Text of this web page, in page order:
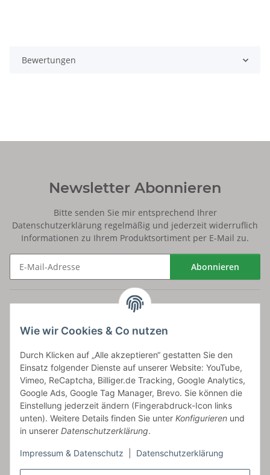
Wie wir Cookies & Co nutzen
Durch Klicken auf „Alle akzeptieren“ gestatten Sie den
Einsatz folgender Dienste auf unserer Website: YouTube,
Vimeo, ReCaptcha, Billiger.de Tracking, Google Analytics,
Google Ads, Google Tag Manager, Brevo. Sie können die
Einstellung jederzeit ändern (Fingerabdruck-Icon links
unten). Weitere Details finden Sie unter Konfigurieren und
in unserer Datenschutzerklärung.
Impressum & Datenschutz Datenschutzerklärung
Bewertungen
Newsletter Abonnieren
Bitte senden Sie mir entsprechend Ihrer
Datenschutzerklärung regelmäßig und jederzeit widerruflich
Informationen zu Ihrem Produktsortiment per E-Mail zu.
Abonnieren
Artikelinformationen
Frieslandstr. 44 | 26446 Reepsholt
Fon 04468-9479855-0 | Fax -9